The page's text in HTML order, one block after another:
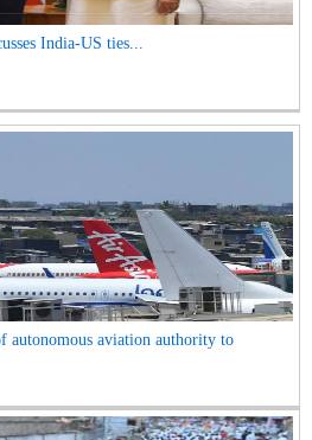
India-US ties...
autonomous aviation authority to